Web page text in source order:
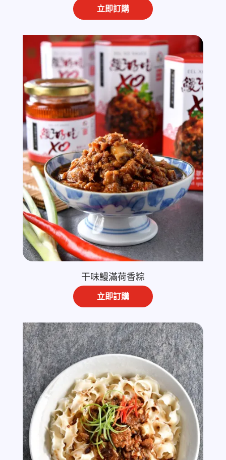
立即訂購
干味鰻滿荷香粽
立即訂購